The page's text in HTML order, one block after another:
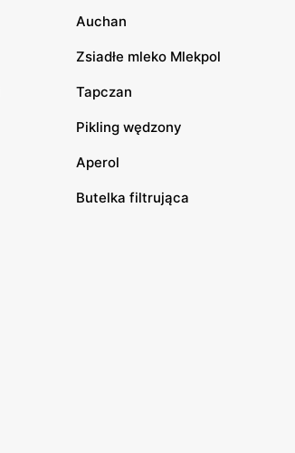
Auchan
Zsiadłe mleko Mlekpol
Tapczan
Pikling wędzony
Aperol
Butelka filtrująca